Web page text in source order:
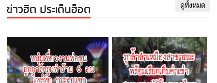
ข่าวฮิต ประเด็นฮ็อต ดูทั้งหมด